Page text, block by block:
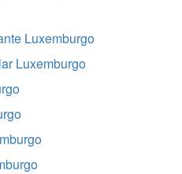
Luxemburgo
Luxemburgo